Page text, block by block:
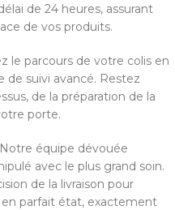
de 24 heures, assurant
de vos produits.
le parcours de votre colis en
suivi avancé. Restez
de la préparation de la
porte.
Notre équipe dévouée
avec le plus grand soin.
de la livraison pour
parfait état, exactement